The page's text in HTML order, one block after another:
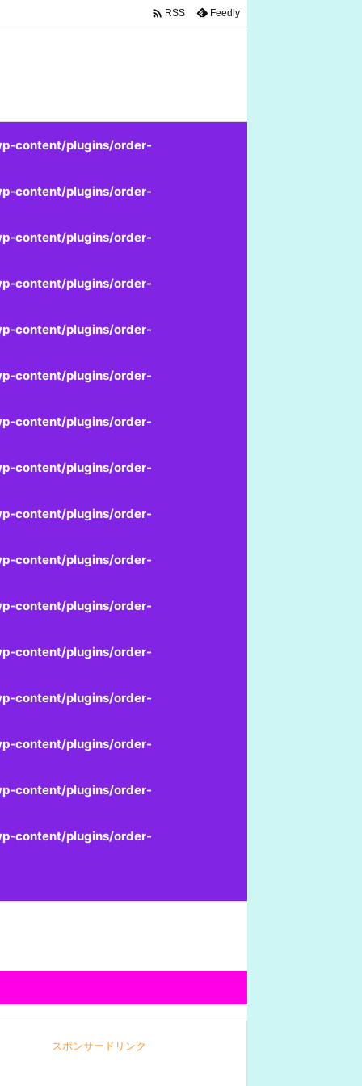
content/plugins/order-
content/plugins/order-
content/plugins/order-
content/plugins/order-
content/plugins/order-
content/plugins/order-
content/plugins/order-
content/plugins/order-
content/plugins/order-
content/plugins/order-
content/plugins/order-
content/plugins/order-
content/plugins/order-
content/plugins/order-
content/plugins/order-
content/plugins/order-
 RSS Feedly
スポンサードリンク